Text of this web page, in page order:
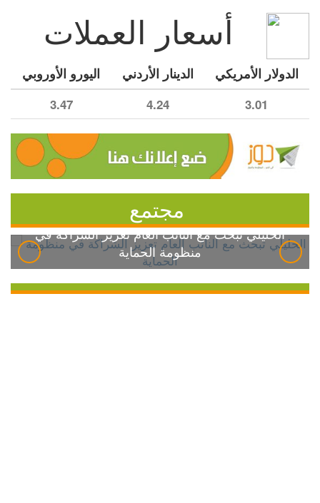
أسعار العملات
الدولار الأمريكي الدينار الأردني اليورو الأوروبي
3.01
4.24
3.47
مجتمع
الخليلي تبحث مع النائب العام تعزيز الشراكة في
منظومة الحماية